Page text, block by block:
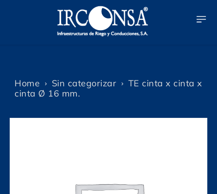
Home Sin categorizar
TE cinta x cinta x
cinta Ø 16 mm.